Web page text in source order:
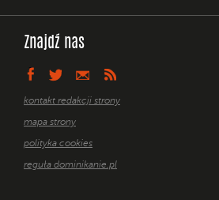
Znajdź nas
kontakt redakcji strony
mapa strony
polityka cookies
reguła dominikanie.pl